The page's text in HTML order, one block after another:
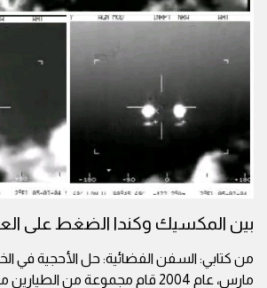
بين المكسيك وكندا الضغط على
من كتابي: السفن الفضائية: حل الأحجية في
مارس، عام 2004 قام مجموعة من